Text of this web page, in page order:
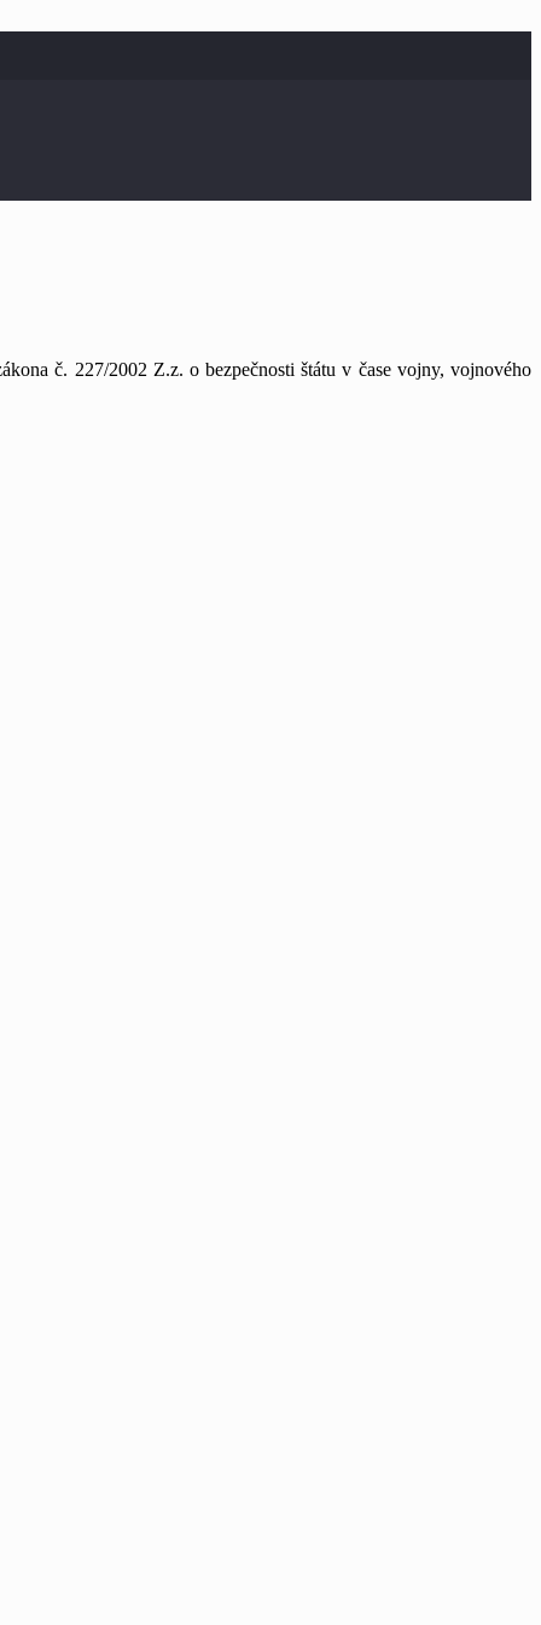
č. 227/2002 Z.z. o bezpečnosti štátu v čase vojny, vojnového